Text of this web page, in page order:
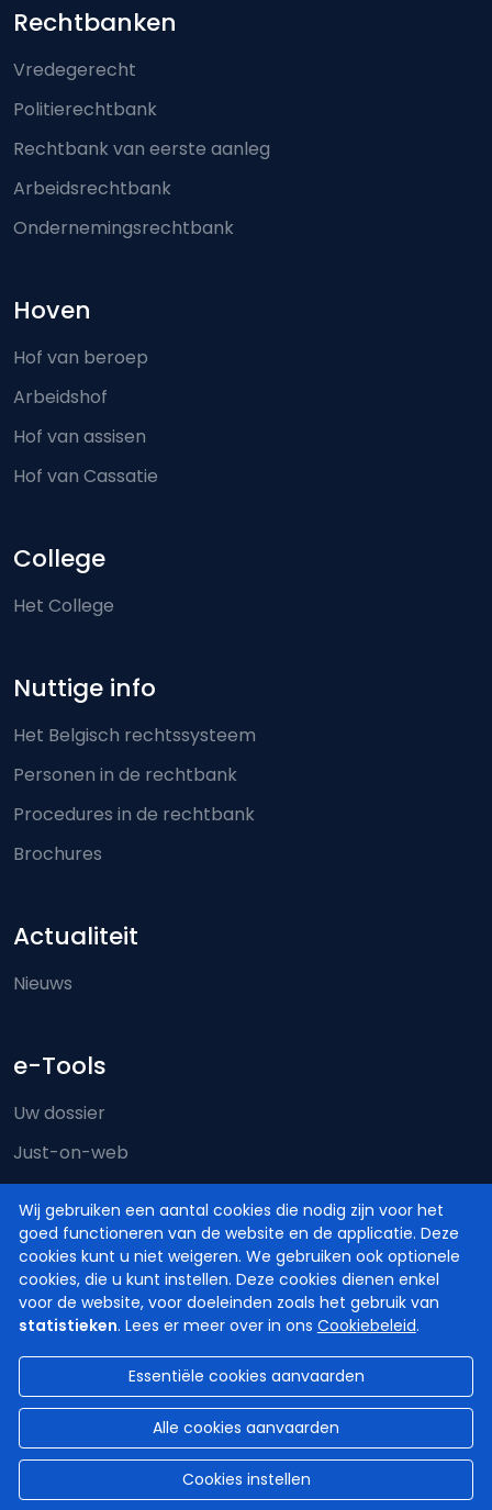
Wij gebruiken een aantal cookies die nodig zijn voor het
goed functioneren van de website en de applicatie. Deze
cookies kunt u niet weigeren. We gebruiken ook optionele
cookies, die u kunt instellen. Deze cookies dienen enkel
voor de website, voor doeleinden zoals het gebruik van
statistieken. Lees er meer over in ons Cookiebeleid.
Essentiële cookies aanvaarden
Alle cookies aanvaarden
Cookies instellen
Footer-menu
Rechtbanken
Vredegerecht
Politierechtbank
Rechtbank van eerste aanleg
Arbeidsrechtbank
Ondernemingsrechtbank
Hoven
Hof van beroep
Arbeidshof
Hof van assisen
Hof van Cassatie
College
Het College
Nuttige info
Het Belgisch rechtssysteem
Personen in de rechtbank
Procedures in de rechtbank
Brochures
Actualiteit
Nieuws
e-Tools
Uw dossier
Just-on-web
e-Deposit
Territoriale bevoegdheid
© Hoven en Rechtbanken van België
2026
Privacy
Cookiebeleid
Toegankelijkheidsverklaring